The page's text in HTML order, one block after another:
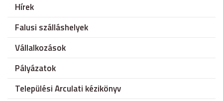
Hírek
Falusi szálláshelyek
Vállalkozások
Pályázatok
Települési Arculati kézikönyv